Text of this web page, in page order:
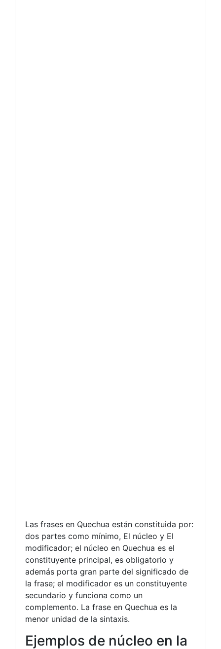
Las frases en Quechua están constituida por:
dos partes como mínimo, El núcleo y El
modificador; el núcleo en Quechua es el
constituyente principal, es obligatorio y
además porta gran parte del significado de
la frase; el modificador es un constituyente
secundario y funciona como un
complemento. La frase en Quechua es la
menor unidad de la sintaxis.
Ejemplos de núcleo en la